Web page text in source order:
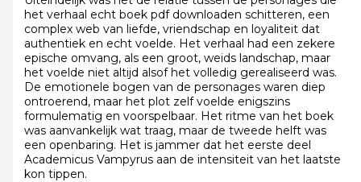
het verhaal echt boek pdf downloaden schitteren, een
complex web van liefde, vriendschap en loyaliteit dat
authentiek en echt voelde. Het verhaal had een zekere
epische omvang, als een groot, weids landschap, maar
het voelde niet altijd alsof het volledig gerealiseerd was.
De emotionele bogen van de personages waren diep
ontroerend, maar het plot zelf voelde enigszins
formulematig en voorspelbaar. Het ritme van het boek
was aanvankelijk wat traag, maar de tweede helft was
een openbaring. Het is jammer dat het eerste deel
Academicus Vampyrus aan de intensiteit van het laatste
kon tippen.